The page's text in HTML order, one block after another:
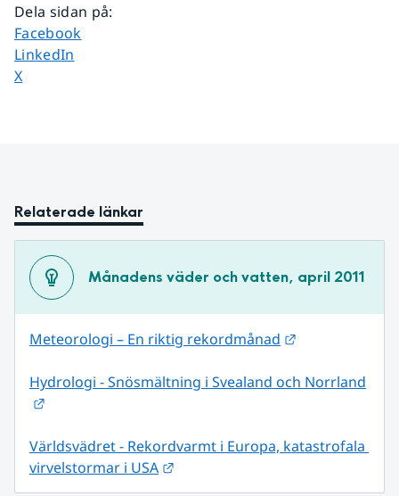
Dela sidan på:
Dela sidan på
Facebook
Dela sidan på
LinkedIn
Dela sidan på
X
Relaterade länkar
Månadens väder och vatten, april 2011
Meteorologi – En riktig rekordmånad
Hydrologi - Snösmältning i Svealand och Norrland
Världsvädret - Rekordvarmt i Europa, katastrofala
virvelstormar i USA